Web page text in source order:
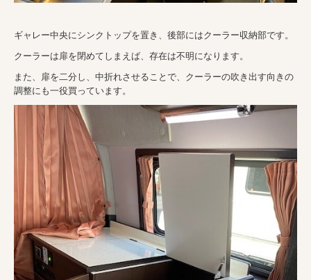
ギャレー中央にシンクトップを置き、後部にはクーラー収納部です。
クーラーは扉を閉めてしまえば、存在は不明になります。
また、扉を二分し、中折れさせることで、クーラーの吹き出す向きの
調整にも一役買っています。